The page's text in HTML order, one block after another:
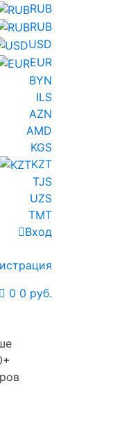
RUB
RUB
USD
EUR
BYN
ILS
AZN
AMD
KGS
KZT
TJS
UZS
TMT
Вход
0 0 руб.